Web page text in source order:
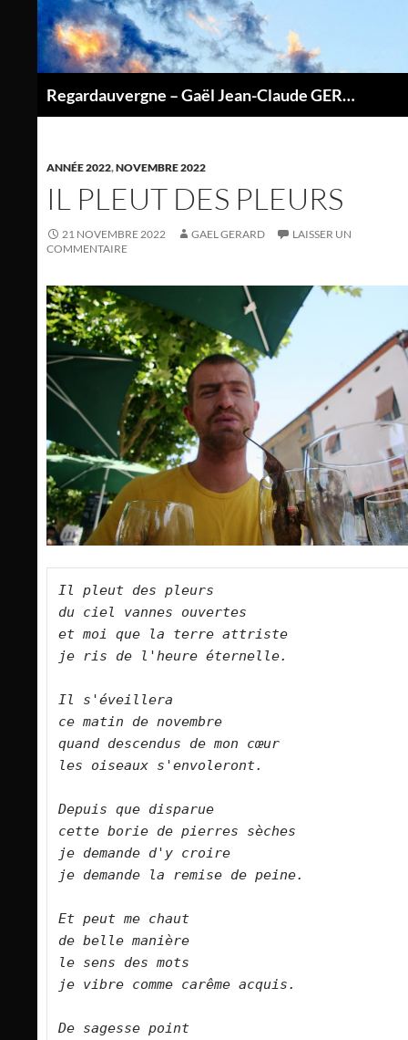
contenu
Regardauvergne – Gaël Jean-Claude GERARD
ANNÉE 2022,NOVEMBRE 2022
IL PLEUT DES PLEURS
21 NOVEMBRE 2022 GAEL GERARD
LAISSER UN
COMMENTAIRE
Il pleut des pleurs
du ciel vannes ouvertes
et moi que la terre attriste
je ris de l'heure éternelle.
Il s'éveillera
ce matin de novembre
quand descendus de mon cœur
les oiseaux s'envoleront.
Depuis que disparue
cette borie de pierres sèches
je demande d'y croire
je demande la remise de peine.
Et peut me chaut
de belle manière
le sens des mots
je vibre comme carême acquis.
De sagesse point